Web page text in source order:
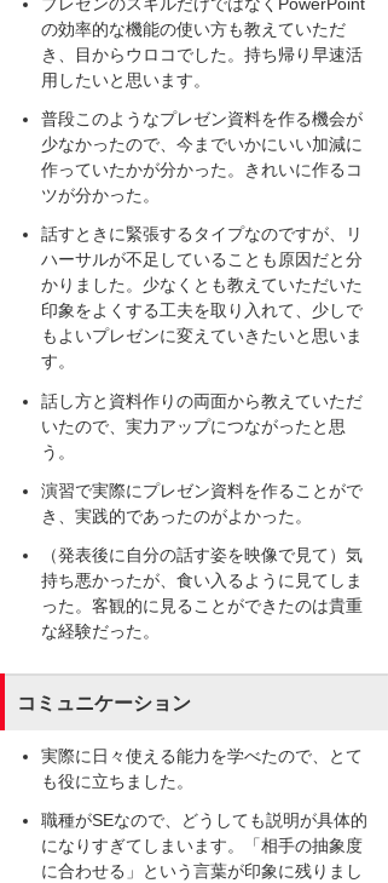
の効率的な機能の使い方も教えていただ
き、目からウロコでした。持ち帰り早速活
用したいと思います。
普段このようなプレゼン資料を作る機会が
少なかったので、今までいかにいい加減に
作っていたかが分かった。きれいに作るコ
ツが分かった。
話すときに緊張するタイプなのですが、リ
ハーサルが不足していることも原因だと分
かりました。少なくとも教えていただいた
印象をよくする工夫を取り入れて、少しで
もよいプレゼンに変えていきたいと思いま
す。
話し方と資料作りの両面から教えていただ
いたので、実力アップにつながったと思
う。
演習で実際にプレゼン資料を作ることがで
き、実践的であったのがよかった。
（発表後に自分の話す姿を映像で見て）気
持ち悪かったが、食い入るように見てしま
った。客観的に見ることができたのは貴重
な経験だった。
コミュニケーション
実際に日々使える能力を学べたので、とて
も役に立ちました。
職種がSEなので、どうしても説明が具体的
になりすぎてしまいます。「相手の抽象度
に合わせる」という言葉が印象に残りまし